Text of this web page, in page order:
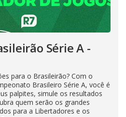
Série A -
para o Brasileirão? Com o
Brasileiro Série A, você é
palpites, simule os resultados
quem serão os grandes
para a Libertadores e os